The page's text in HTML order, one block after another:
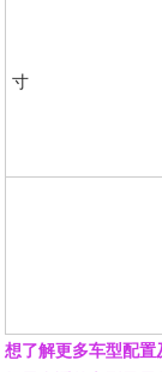
外形
寸
想了解更多车型配